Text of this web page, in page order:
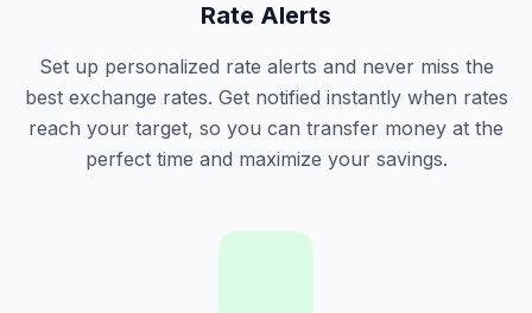
Rate Alerts
Set up personalized rate alerts and never miss the
best exchange rates. Get notified instantly when rates
reach your target, so you can transfer money at the
perfect time and maximize your savings.